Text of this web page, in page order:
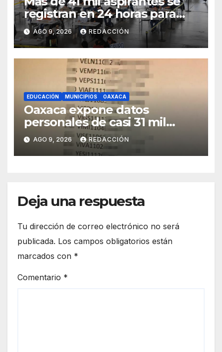
registran en 24 horas para
repetir examen de la UNAM
AGO 9, 2026 REDACCIÓN
EDUCACIÓN MUNICIPIOS OAXACA
Oaxaca expone datos
personales de casi 31 mil
adolescentes en resultados
de bachillerato
AGO 9, 2026 REDACCIÓN
Deja una respuesta
Tu dirección de correo electrónico no será
publicada. Los campos obligatorios están
marcados con *
Comentario *